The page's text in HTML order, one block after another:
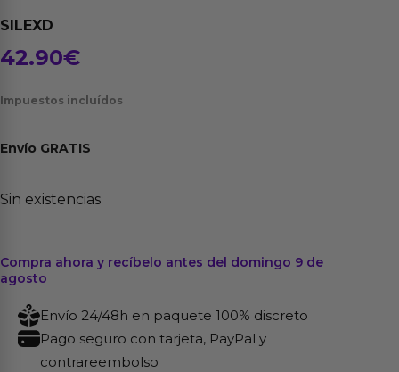
SILEXD
42.90€
Impuestos incluídos
Envío GRATIS
Sin existencias
Compra ahora y recíbelo antes del domingo 9 de
agosto
Envío 24/48h en paquete 100% discreto
Pago seguro con tarjeta, PayPal y
contrareembolso